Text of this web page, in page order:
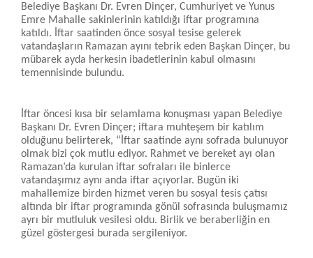
Belediye Başkanı Dr. Evren Dinçer, Cumhuriyet ve Yunus
Emre Mahalle sakinlerinin katıldığı iftar programına
katıldı. İftar saatinden önce sosyal tesise gelerek
vatandaşların Ramazan ayını tebrik eden Başkan Dinçer, bu
mübarek ayda herkesin ibadetlerinin kabul olmasını
temennisinde bulundu.
İftar öncesi kısa bir selamlama konuşması yapan Belediye
Başkanı Dr. Evren Dinçer; iftara muhteşem bir katılım
olduğunu belirterek, “İftar saatinde aynı sofrada bulunuyor
olmak bizi çok mutlu ediyor. Rahmet ve bereket ayı olan
Ramazan’da kurulan iftar sofraları ile binlerce
vatandaşımız aynı anda iftar açıyorlar. Bugün iki
mahallemize birden hizmet veren bu sosyal tesis çatısı
altında bir iftar programında gönül sofrasında buluşmamız
ayrı bir mutluluk vesilesi oldu. Birlik ve beraberliğin en
güzel göstergesi burada sergileniyor.